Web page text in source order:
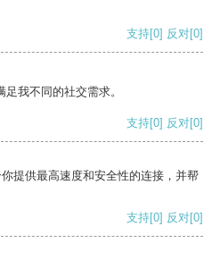
支持[0] 反对[0]
我不同的社交需求。
支持[0] 反对[0]
提供最高速度和安全性的连接，并帮
支持[0] 反对[0]